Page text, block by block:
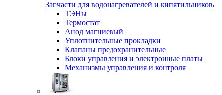
Запчасти для водонагревателей и кипятильников
ТЭНы
Термостат
Анод магниевый
Уплотнительные прокладки
Клапаны предохранительные
Блоки управления и электронные платы
Механизмы управления и контроля